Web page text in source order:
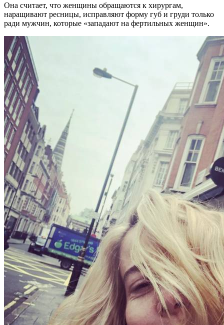
Она считает, что женщины обращаются к хирургам,
наращивают ресницы, исправляют форму губ и груди только
ради мужчин, которые «западают на фертильных женщин».